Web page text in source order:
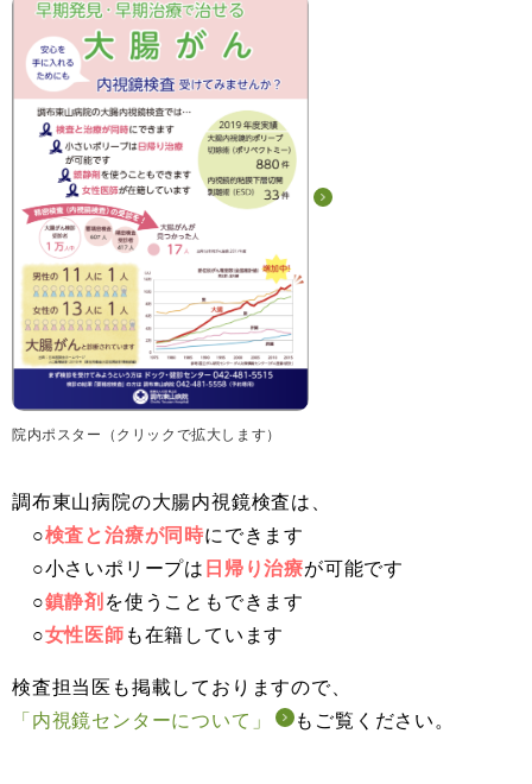
院内ポスター（クリックで拡大します）
調布東山病院の大腸内視鏡検査は、
○検査と治療が同時にできます
○小さいポリープは 日帰り治療が可能です
○鎮静剤 を使うこともできます
○女性医師 も在籍しています
検査担当医も掲載しておりますので、
「内視鏡センターについて」
もご覧ください。